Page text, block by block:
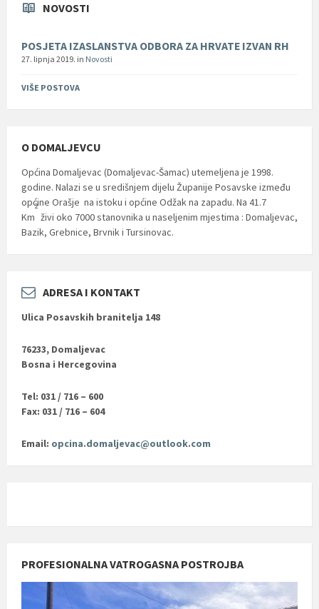
NOVOSTI
POSJETA IZASLANSTVA ODBORA ZA HRVATE IZVAN RH
27. lipnja 2019. in Novosti
VIŠE POSTOVA
O DOMALJEVCU
Općina Domaljevac (Domaljevac-Šamac) utemeljena je 1998.
godine. Nalazi se u središnjem dijelu Županije Posavske između
općine Orašje na istoku i općine Odžak na zapadu. Na 41.7
Km
2
živi oko 7000 stanovnika u naseljenim mjestima : Domaljevac,
Bazik, Grebnice, Brvnik i Tursinovac.
ADRESA I KONTAKT
Ulica Posavskih branitelja 148
76233, Domaljevac
Bosna i Hercegovina
Tel: 031 / 716 – 600
Fax: 031 / 716 – 604
Email: opcina.domaljevac@outlook.com
PROFESIONALNA VATROGASNA POSTROJBA